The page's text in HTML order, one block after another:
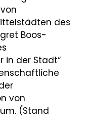
des
Boos-
in der Stadt“
von
(Stand